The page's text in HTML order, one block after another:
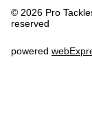
© 2026 Pro
reserved
powered